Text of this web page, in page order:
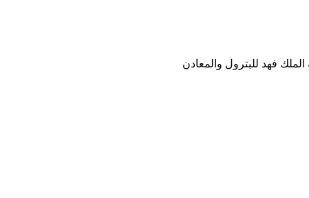
فهد للبترول والمعادن